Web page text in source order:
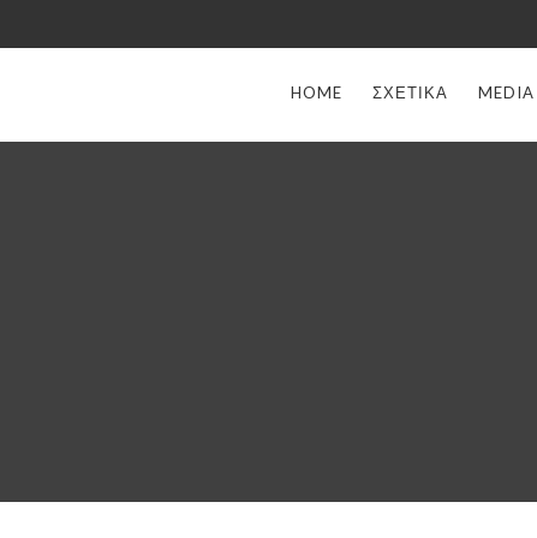
HOME ΣΧΕΤΙΚΑ MEDIA